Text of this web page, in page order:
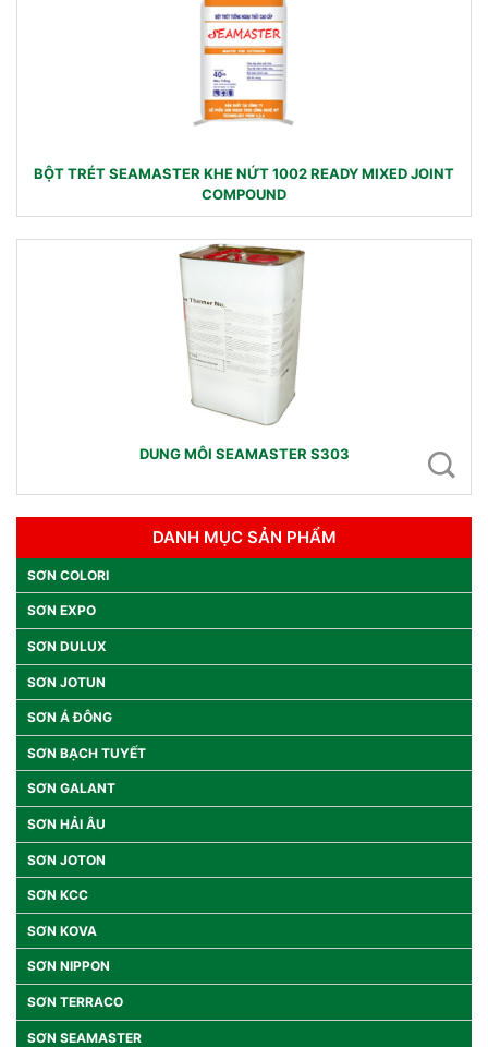
BỘT TRÉT SEAMASTER KHE NỨT 1002 READY MIXED JOINT
COMPOUND
DUNG MÔI SEAMASTER S303
DANH MỤC SẢN PHẨM
SƠN COLORI
SƠN EXPO
SƠN DULUX
SƠN JOTUN
SƠN Á ĐÔNG
SƠN BẠCH TUYẾT
SƠN GALANT
SƠN HẢI ÂU
SƠN JOTON
SƠN KCC
SƠN KOVA
SƠN NIPPON
SƠN TERRACO
SƠN SEAMASTER